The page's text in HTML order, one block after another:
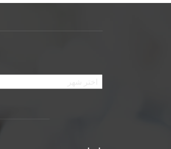
الأرشيف